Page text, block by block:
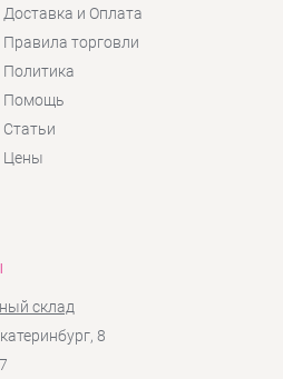
Доставка и Оплата
Правила торговли
Политика
Помощь
Статьи
Цены
склад
8